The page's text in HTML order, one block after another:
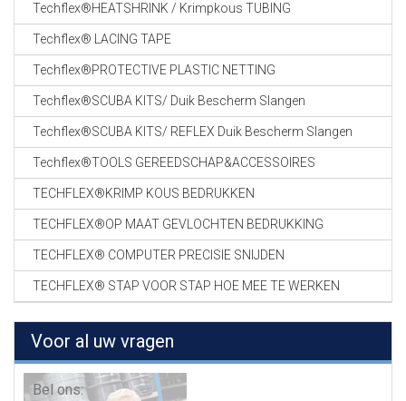
Techflex®HEATSHRINK / Krimpkous TUBING
Techflex® LACING TAPE
Techflex®PROTECTIVE PLASTIC NETTING
Techflex®SCUBA KITS/ Duik Bescherm Slangen
Techflex®SCUBA KITS/ REFLEX Duik Bescherm Slangen
Techflex®TOOLS GEREEDSCHAP&ACCESSOIRES
TECHFLEX®KRIMP KOUS BEDRUKKEN
TECHFLEX®OP MAAT GEVLOCHTEN BEDRUKKING
TECHFLEX® COMPUTER PRECISIE SNIJDEN
TECHFLEX® STAP VOOR STAP HOE MEE TE WERKEN
Voor al uw vragen
Bel ons: